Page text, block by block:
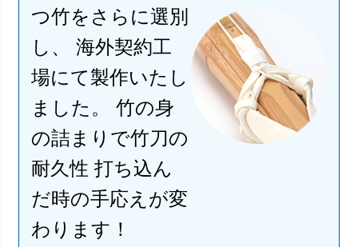
つ竹をさらに選別
し、 海外契約工
場にて製作いたし
ました。 竹の身
の詰まりで竹刀の
耐久性 打ち込ん
だ時の手応えが変
わります！